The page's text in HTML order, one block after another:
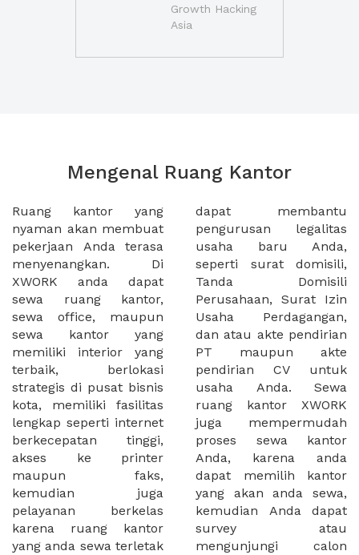
Growth Hacking
Asia
Mengenal Ruang Kantor
Ruang kantor yang
nyaman akan membuat
pekerjaan Anda terasa
menyenangkan. Di
XWORK anda dapat
sewa ruang kantor,
sewa office, maupun
sewa kantor yang
memiliki interior yang
terbaik, berlokasi
strategis di pusat bisnis
kota, memiliki fasilitas
lengkap seperti internet
berkecepatan tinggi,
akses ke printer
maupun faks,
kemudian juga
pelayanan berkelas
karena ruang kantor
yang anda sewa terletak
dapat membantu
pengurusan legalitas
usaha baru Anda,
seperti surat domisili,
Tanda Domisili
Perusahaan, Surat Izin
Usaha Perdagangan,
dan atau akte pendirian
PT maupun akte
pendirian CV untuk
usaha Anda. Sewa
ruang kantor XWORK
juga mempermudah
proses sewa kantor
Anda, karena anda
dapat memilih kantor
yang akan anda sewa,
kemudian Anda dapat
survey atau
mengunjungi calon